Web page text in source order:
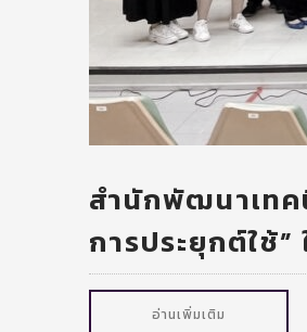
สำนักพัฒนาเทค
การประยุกต์ใช้
อ่านเพิ่มเติม